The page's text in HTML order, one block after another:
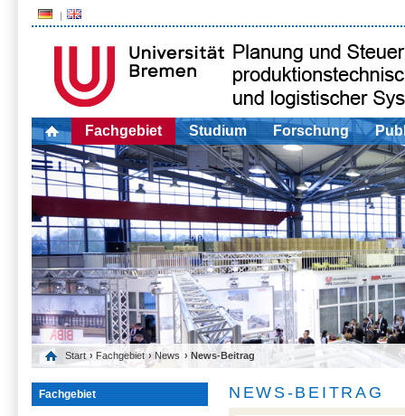
Fachgebiet Studium Forschung
Start › Fachgebiet › News › News-Beitrag
Fachgebiet NEWS-BEITRAG